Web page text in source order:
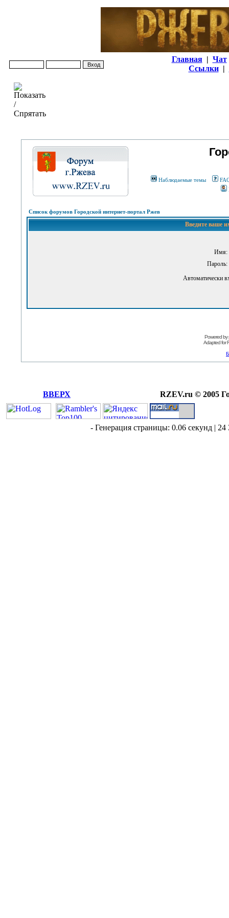
Главная | Чат
Ссылки |
Наблюдаемые темы
Список форумов Городской интернет-портал Ржев
Введите ваше
Имя:
Пароль:
Автоматически
Powered by
Adapted for
ВВЕРХ RZEV.ru © 2005
- Генерация страницы: 0.06 секунд |